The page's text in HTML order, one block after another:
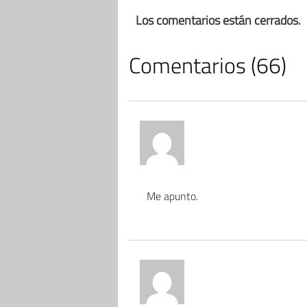
Los comentarios están cerrados.
Comentarios (66)
Me apunto.